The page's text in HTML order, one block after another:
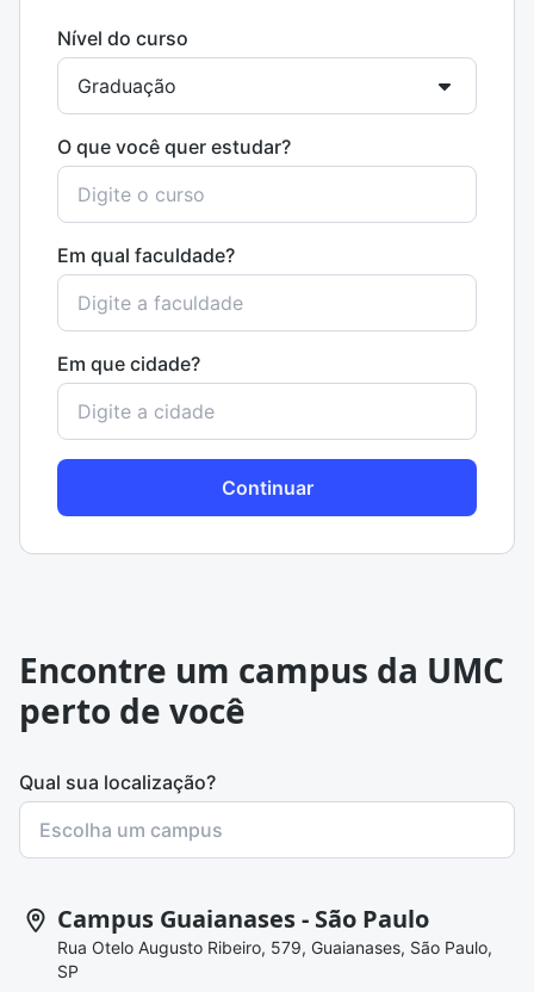
Nível do curso
O que você quer estudar?
Em qual faculdade?
Em que cidade?
Continuar
Encontre um campus da UMC
perto de você
Qual sua localização?
Campus Guaianases - São Paulo
Rua Otelo Augusto Ribeiro, 579, Guaianases, São Paulo,
SP